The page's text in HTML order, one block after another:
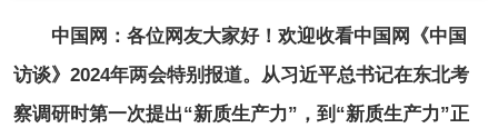
中国网：各位网友大家好！欢迎收看中国网《中国
访谈》2024年两会特别报道。从习近平总书记在东北考
察调研时第一次提出“新质生产力”，到“新质生产力”正